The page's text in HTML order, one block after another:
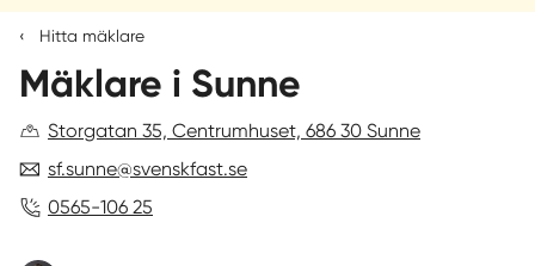
Sverige|Spanien
betyg:
av
5
(162
kundomdömen)
‹ Hitta mäklare
Mäklare i Sunne
Storgatan 35, Centrumhuset, 686 30 Sunne
sf.sunne@svenskfast.se
0565-106 25